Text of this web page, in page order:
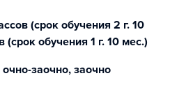
(срок обучения 2 г. 10
(срок обучения 1 г. 10 мес.)
заочно, заочно